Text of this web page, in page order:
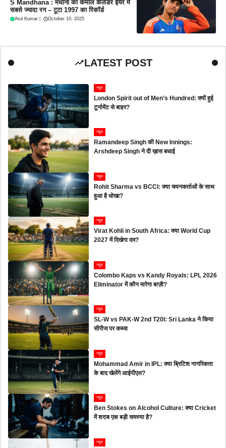
S Mandhana : मंधाना का कमाल कैलेंडर ईयर में
सबसे ज्यादा रन – टूटा 1997 का रिकॉर्ड
Atul Kumar October 10, 2025
LATEST POST
न्यूज
London Spirit out of Men’s Hundred: क्यों हुई
टूर्नामेंट से बाहर?
न्यूज
Ramandeep Singh की New Innings:
Arshdeep Singh ने दी ख़ास बधाई
न्यूज
Rohit Sharma vs BCCI: क्या चयनकर्ताओं के साथ
हुआ है धोखा?
न्यूज
Virat Kohli in South Africa: क्या World Cup
2027 में दिखेगा दम?
न्यूज
Colombo Kaps vs Kandy Royals: LPL 2026
Eliminator में कौन मारेगा बाज़ी?
न्यूज
SL-W vs PAK-W 2nd T20I: Sri Lanka ने किया
सीरीज पर कब्जा
न्यूज
Mohammad Amir in IPL: क्या ब्रिटिश नागरिकता
के बाद खेलेंगे आईपीएल?
न्यूज
Ben Stokes on Alcohol Culture: क्या Cricket
में शराब एक बड़ी समस्या है?
न्यूज